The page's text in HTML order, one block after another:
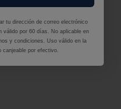
tu dirección de correo electrónico
válido por 60 días. No aplicable en
y condiciones. Uso válido en la
canjeable por efectivo.